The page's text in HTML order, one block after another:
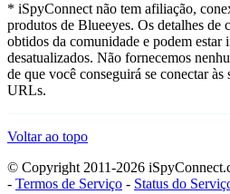
* iSpyConnect não tem afiliação,
produtos de Blueeyes. Os detalhes de
obtidos da comunidade e podem estar
desatualizados. Não fornecemos
de que você conseguirá se conectar às
URLs.
Voltar ao topo
© Copyright 2011-2026
- Termos de Serviço - Status do